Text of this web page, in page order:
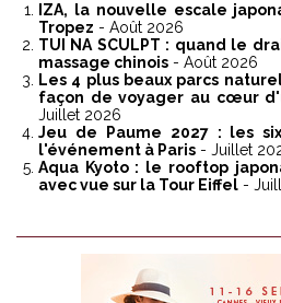
IZA, la nouvelle escale
Tropez - Août 2026
TUI NA SCULPT : quand le
massage chinois - Août 2026
Les 4 plus beaux parcs
façon de voyager au cœur
Juillet 2026
Jeu de Paume 2027 : les
l'événement à Paris - Juillet
Aqua Kyoto : le rooftop
avec vue sur la Tour Eiffel -